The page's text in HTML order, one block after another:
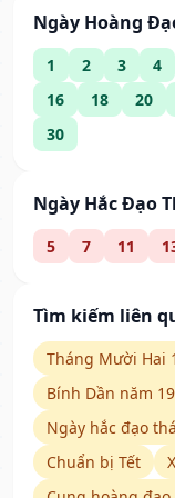
Ngày Hoàng
1 2 3 4
16
18 20
30
Ngày Hắc Đạo
5 7 11
Tìm kiếm liên
Tháng Mười Hai
Bính Dần năm
Ngày hắc đạo
Chuẩn bị Tết